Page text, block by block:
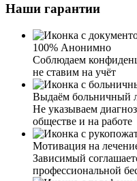
Наши гарантии
100% Анонимно
Соблюдаем
не ставим на учёт
Выдаём больничный
Не указываем
обществе и на работе
Мотивация на
Зависимый
профессиональной